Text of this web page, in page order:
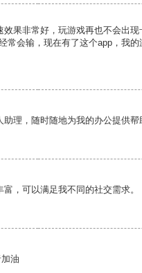
效果非常好，玩游戏再也不会出
常会输，现在有了这个app，我的
理，随时随地为我的办公提供帮
，可以满足我不同的社交需求。
油